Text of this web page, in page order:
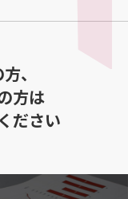
、
方は
ださい